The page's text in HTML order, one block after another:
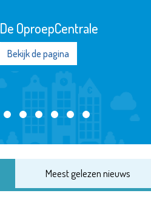
De OproepCentrale
Bekijk de pagina
Meest gelezen nieuws